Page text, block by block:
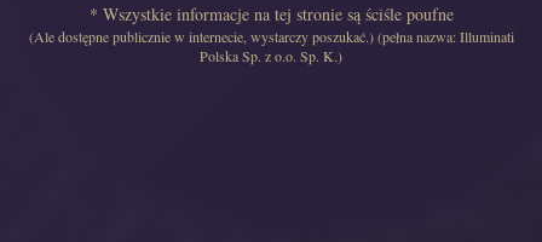
* Wszystkie informacje na tej stronie są ściśle poufne
(Ale dostępne publicznie w internecie, wystarczy poszukać.) (pełna nazwa: Illuminati
Polska Sp. z o.o. Sp. K.)